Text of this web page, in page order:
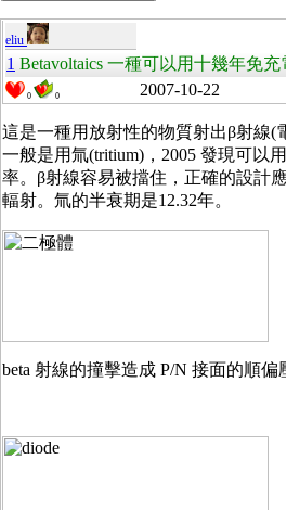
eliu
1 Betavoltaics 一種可以用十幾年免
0 0 2007-10-22
這是一種用放射性的物質射出β射線(
一般是用氚(tritium)，2005 發現可以
率。β射線容易被擋住，正確的設計
輻射。氚的半衰期是12.32年。
beta 射線的撞擊造成 P/N 接面的順偏